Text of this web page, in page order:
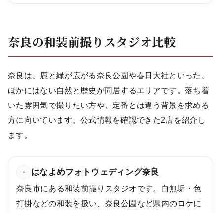
奈良の和装前撮りスタジオ比較
奈良は、鹿と緑が広がる奈良公園や春日大社といった、
ほかにはない自然と歴史が同居するエリアです。落ち着
いた雰囲気で撮りたい方や、定番とは違う背景を求める
方に向いています。公式情報を確認できた2店を紹介し
ます。
・ はなよめフォトウェディング奈良
奈良市にある和装前撮りスタジオです。白無垢・色
打掛などの和装を扱い、奈良公園など県内のロケに